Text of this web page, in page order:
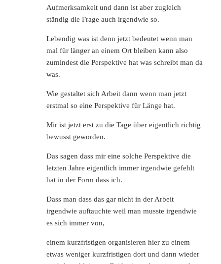
Aufmerksamkeit und dann ist aber zugleich
ständig die Frage auch irgendwie so.
Lebendig was ist denn jetzt bedeutet wenn man
mal für länger an einem Ort bleiben kann also
zumindest die Perspektive hat was schreibt man da
was.
Wie gestaltet sich Arbeit dann wenn man jetzt
erstmal so eine Perspektive für Länge hat.
Mir ist jetzt erst zu die Tage über eigentlich richtig
bewusst geworden.
Das sagen dass mir eine solche Perspektive die
letzten Jahre eigentlich immer irgendwie gefehlt
hat in der Form dass ich.
Dass man dass das gar nicht in der Arbeit
irgendwie auftauchte weil man musste irgendwie
es sich immer von,
einem kurzfristigen organisieren hier zu einem
etwas weniger kurzfristigen dort und dann wieder